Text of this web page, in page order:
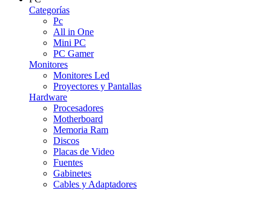
Categorías
Pc
All in One
Mini PC
PC Gamer
Monitores
Monitores Led
Proyectores y Pantallas
Hardware
Procesadores
Motherboard
Memoria Ram
Discos
Placas de Video
Fuentes
Gabinetes
Cables y Adaptadores